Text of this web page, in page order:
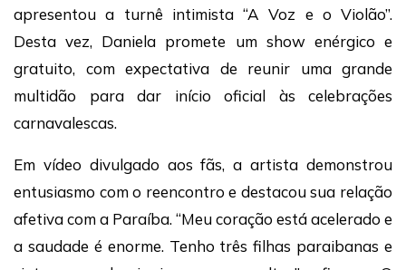
apresentou a turnê intimista “A Voz e o Violão”.
Desta vez, Daniela promete um show enérgico e
gratuito, com expectativa de reunir uma grande
multidão para dar início oficial às celebrações
carnavalescas.
Em vídeo divulgado aos fãs, a artista demonstrou
entusiasmo com o reencontro e destacou sua relação
afetiva com a Paraíba. “Meu coração está acelerado e
a saudade é enorme. Tenho três filhas paraibanas e